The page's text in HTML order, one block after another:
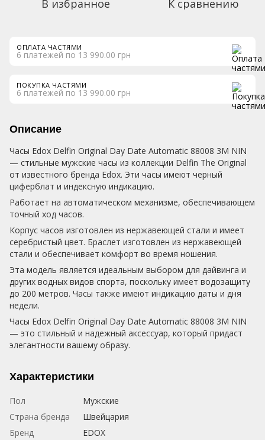
В избранное К сравнению
ОПЛАТА ЧАСТЯМИ
6 платежей по 13 990.00 грн
ПОКУПКА ЧАСТЯМИ
6 платежей по 13 990.00 грн
Описание
Часы Edox Delfin Original Day Date Automatic 88008 3M NIN
— стильные мужские часы из коллекции Delfin The Original
от известного бренда Edox. Эти часы имеют черный
циферблат и индексную индикацию.
Работает на автоматическом механизме, обеспечивающем
точный ход часов.
Корпус часов изготовлен из нержавеющей стали и имеет
серебристый цвет. Браслет изготовлен из нержавеющей
стали и обеспечивает комфорт во время ношения.
Эта модель является идеальным выбором для дайвинга и
других водных видов спорта, поскольку имеет водозащиту
до 200 метров. Часы также имеют индикацию даты и дня
недели.
Часы Edox Delfin Original Day Date Automatic 88008 3M NIN
— это стильный и надежный аксессуар, который придаст
элегантности вашему образу.
Характеристики
Пол
Мужские
Страна бренда
Швейцария
Бренд
EDOX